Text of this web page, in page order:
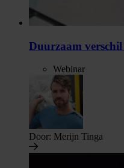
Duurzaam
Webinar
Door: Merijn Tinga